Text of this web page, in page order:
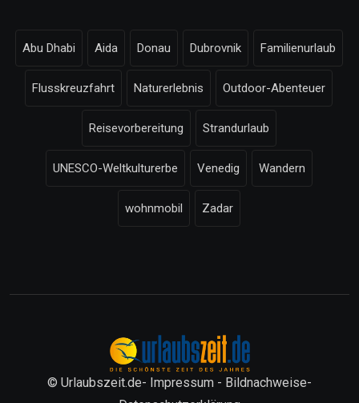
Abu Dhabi Aida Donau Dubrovnik Familienurlaub
Flusskreuzfahrt Naturerlebnis Outdoor-Abenteuer
Reisevorbereitung Strandurlaub
UNESCO-Weltkulturerbe Venedig Wandern
wohnmobil Zadar
© Urlaubszeit.de- Impressum - Bildnachweise-